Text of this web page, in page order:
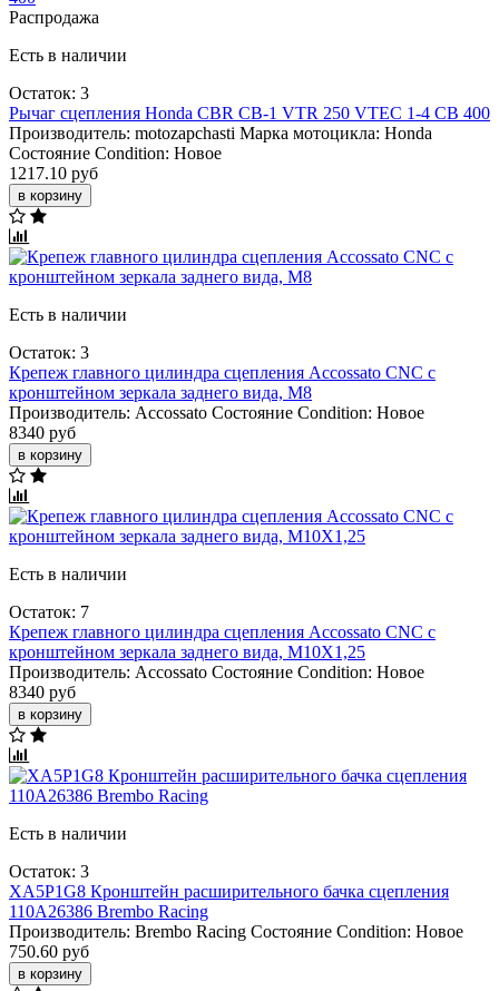
Распродажа
Есть в наличии
Остаток: 3
Рычаг сцепления Honda CBR CB-1 VTR 250 VTEC 1-4 CB 400
Производитель: motozapchasti Марка мотоцикла: Honda
Состояние Condition: Новое
1217.10 руб
в корзину
Есть в наличии
Остаток: 3
Крепеж главного цилиндра сцепления Accossato CNC с
кронштейном зеркала заднего вида, M8
Производитель: Accossato Состояние Condition: Новое
8340 руб
в корзину
Есть в наличии
Остаток: 7
Крепеж главного цилиндра сцепления Accossato CNC с
кронштейном зеркала заднего вида, M10X1,25
Производитель: Accossato Состояние Condition: Новое
8340 руб
в корзину
Есть в наличии
Остаток: 3
XA5P1G8 Кронштейн расширительного бачка сцепления
110A26386 Brembo Racing
Производитель: Brembo Racing Состояние Condition: Новое
750.60 руб
в корзину